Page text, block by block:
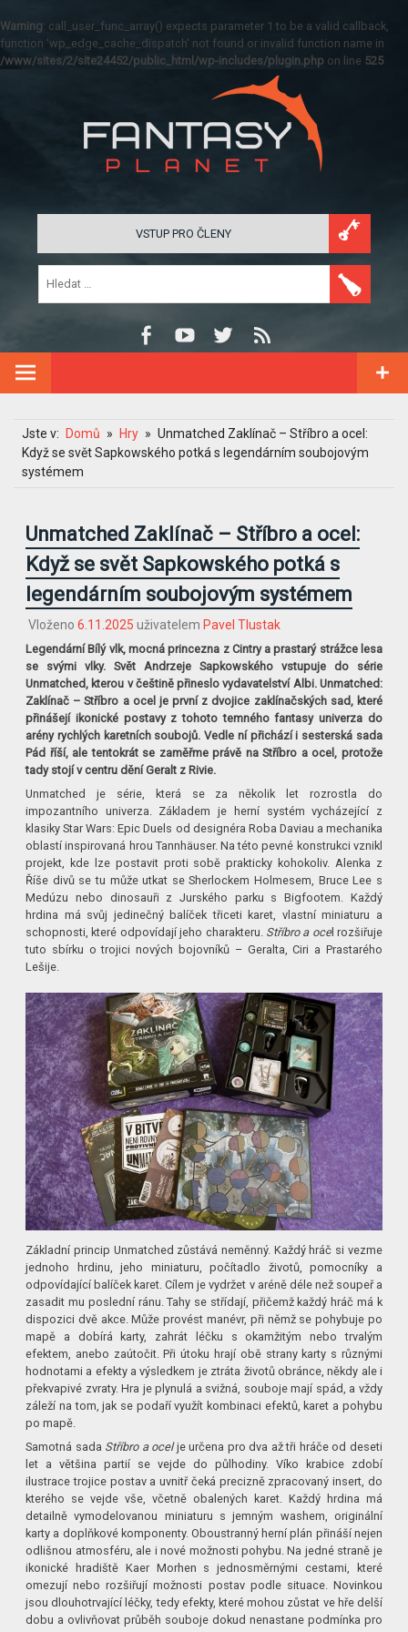
Warning: call_user_func_array() expects parameter 1 to be a valid callback,
function 'wp_edge_cache_dispatch' not found or invalid function name in
/www/sites/2/site24452/public_html/wp-includes/plugin.php on line 525
VSTUP PRO ČLENY
Jste v: Domů Hry
Unmatched Zaklínač – Stříbro a ocel:
Když se svět Sapkowského potká s legendárním soubojovým
systémem
Unmatched Zaklínač – Stříbro a ocel:
Když se svět Sapkowského potká s
legendárním soubojovým systémem
Vloženo 6.11.2025 uživatelem Pavel Tlustak
Legendární Bílý vlk, mocná princezna z Cintry a prastarý strážce lesa
se svými vlky. Svět Andrzeje Sapkowského vstupuje do série
Unmatched, kterou v češtině přineslo vydavatelství Albi. Unmatched:
Zaklínač – Stříbro a ocel je první z dvojice zaklínačských sad, které
přinášejí ikonické postavy z tohoto temného fantasy univerza do
arény rychlých karetních soubojů. Vedle ní přichází i sesterská sada
Pád říší, ale tentokrát se zaměřme právě na Stříbro a ocel, protože
tady stojí v centru dění Geralt z Rivie.
Unmatched je série, která se za několik let rozrostla do
impozantního univerza. Základem je herní systém vycházející z
klasiky Star Wars: Epic Duels od designéra Roba Daviau a mechanika
oblastí inspirovaná hrou Tannhäuser. Na této pevné konstrukci vznikl
projekt, kde lze postavit proti sobě prakticky kohokoliv. Alenka z
Říše divů se tu může utkat se Sherlockem Holmesem, Bruce Lee s
Medúzu nebo dinosauři z Jurského parku s Bigfootem. Každý
hrdina má svůj jedinečný balíček třiceti karet, vlastní miniaturu a
schopnosti, které odpovídají jeho charakteru. Stříbro a ocel rozšiřuje
tuto sbírku o trojici nových bojovníků – Geralta, Ciri a Prastarého
Lešije.
Základní princip Unmatched zůstává neměnný. Každý hráč si vezme
jednoho hrdinu, jeho miniaturu, počítadlo životů, pomocníky a
odpovídající balíček karet. Cílem je vydržet v aréně déle než soupeř a
zasadit mu poslední ránu. Tahy se střídají, přičemž každý hráč má k
dispozici dvě akce. Může provést manévr, při němž se pohybuje po
mapě a dobírá karty, zahrát léčku s okamžitým nebo trvalým
efektem, anebo zaútočit. Při útoku hrají obě strany karty s různými
hodnotami a efekty a výsledkem je ztráta životů obránce, někdy ale i
překvapivé zvraty. Hra je plynulá a svižná, souboje mají spád, a vždy
záleží na tom, jak se podaří využít kombinaci efektů, karet a pohybu
po mapě.
Samotná sada Stříbro a ocelje určena pro dva až tři hráče od deseti
let a většina partií se vejde do půlhodiny. Víko krabice zdobí
ilustrace trojice postav a uvnitř čeká precizně zpracovaný insert, do
kterého se vejde vše, včetně obalených karet. Každý hrdina má
detailně vymodelovanou miniaturu s jemným washem, originální
karty a doplňkové komponenty. Oboustranný herní plán přináší nejen
odlišnou atmosféru, ale i nové možnosti pohybu. Na jedné straně je
ikonické hradiště Kaer Morhen s jednosměrnými cestami, které
omezují nebo rozšiřují možnosti postav podle situace. Novinkou
jsou dlouhotrvající léčky, tedy efekty, které mohou zůstat ve hře delší
dobu a ovlivňovat průběh souboje dokud nenastane podmínka pro